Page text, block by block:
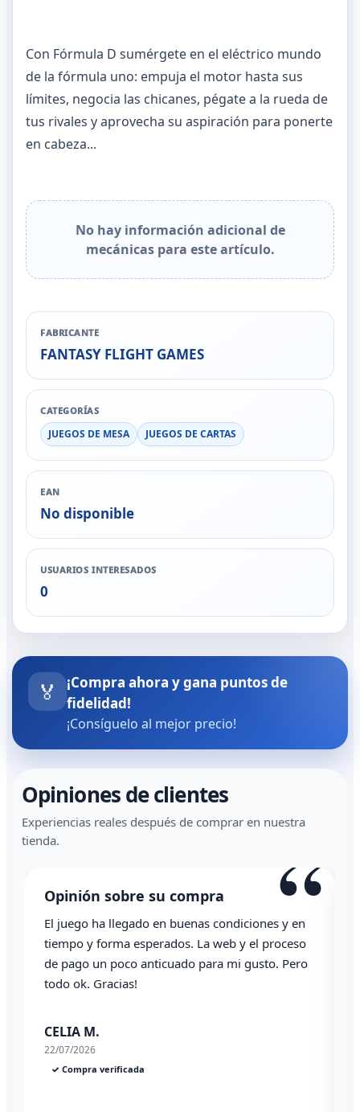
Con Fórmula D sumérgete en el eléctrico mundo
de la fórmula uno: empuja el motor hasta sus
límites, negocia las chicanes, pégate a la rueda de
tus rivales y aprovecha su aspiración para ponerte
en cabeza...
No hay información adicional de
mecánicas para este artículo.
FABRICANTE
FANTASY FLIGHT GAMES
CATEGORÍAS
JUEGOS DE MESA JUEGOS DE CARTAS
EAN
No disponible
USUARIOS INTERESADOS
0
🏅
¡Compra ahora y gana puntos de
fidelidad!
¡Consíguelo al mejor precio!
Opiniones de clientes
Experiencias reales después de comprar en nuestra
tienda.
“
Opinión sobre su compra
El juego ha llegado en buenas condiciones y en
tiempo y forma esperados. La web y el proceso
de pago un poco anticuado para mi gusto. Pero
todo ok. Gracias!
CELIA M.
22/07/2026
✓ Compra verificada